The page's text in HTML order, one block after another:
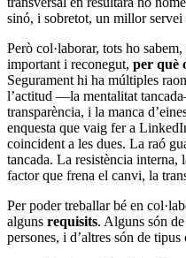
sinó, i sobretot, un millor servei
Però col·laborar, tots ho
important i reconegut, per què
Segurament hi ha múltiples
l’actitud —la mentalitat
transparència, i la manca
enquesta que vaig fer a
coincident a les dues. La raó
tancada. La resistència
factor que frena el canvi, la
Per poder treballar bé en
alguns requisits. Alguns són
persones, i d’altres són de